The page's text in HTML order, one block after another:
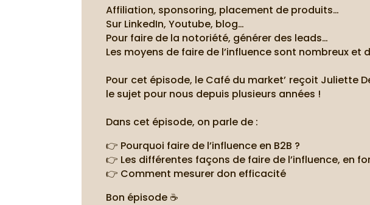
Affiliation, sponsoring, placement de produits…
Sur LinkedIn, Youtube, blog…
Pour faire de la notoriété, générer des leads…
Les moyens de faire de l’influence sont nombreux
Pour cet épisode, le Café du market’ reçoit Juliette
le sujet pour nous depuis plusieurs années !
Dans cet épisode, on parle de :
👉 Pourquoi faire de l’influence en B2B ?
👉 Les différentes façons de faire de l’influence, en
👉 Comment mesurer don efficacité
Bon épisode ☕